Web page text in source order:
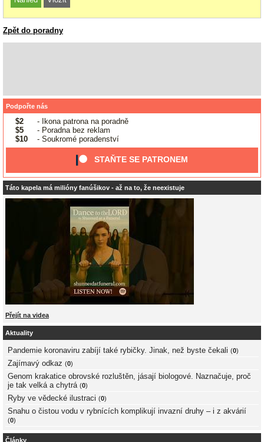
Zpět do poradny
Podpořte nás
$2
- Ikona patrona na poradně
$5
- Poradna bez reklam
$10
- Soukromé poradenství
STAŇTE SE PATRONEM
Táto kapela má milióny fanúšikov - až na to, že neexistuje
Přejít na videa
Aktuality
Pandemie koronaviru zabíjí také rybičky. Jinak, než byste čekali (0)
Zajímavý odkaz (0)
Genom krakatice obrovské rozluštěn, jásají biologové. Naznačuje, proč
je tak velká a chytrá (0)
Ryby ve vědecké ilustraci (0)
Snahu o čistou vodu v rybnících komplikují invazní druhy – i z akvárií
(0)
Články